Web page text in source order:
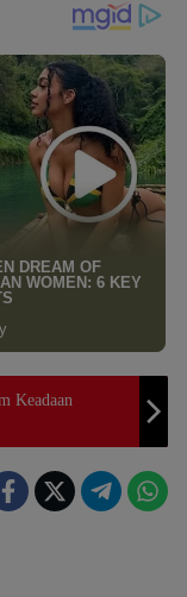
Keadaan